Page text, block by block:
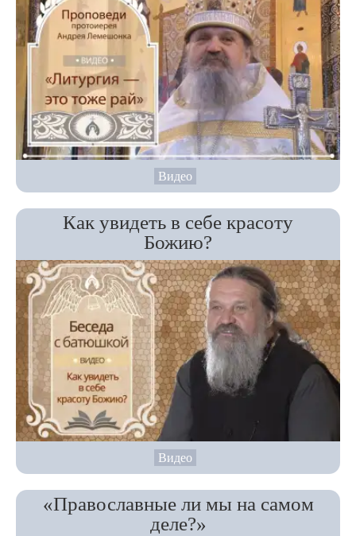
Видео
Как увидеть в себе красоту
Божию?
Видео
«Православные ли мы на самом
деле?»